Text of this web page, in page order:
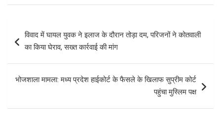
ce
o
k
tt at
s
A
p
ar
e
navigation
विवाद में घायल युवक ने इलाज के दौरान तोड़ा दम, परिजनों ने कोतवाली
का किया घेराव, सख्त कार्रवाई की मांग
भोजशाला मामला: मध्य प्रदेश हाईकोर्ट के फैसले के खिलाफ सुप्रीम कोर्ट
पहुंचा मुस्लिम पक्ष